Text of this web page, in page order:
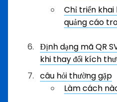
Chỉ triển khai
quảng cáo
Định dạng mã QR
khi thay đổi kích
câu hỏi thường gặp
Làm cách